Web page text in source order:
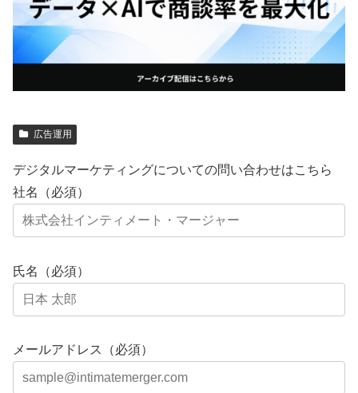
広告運用
デジタルマーケティングについての問い合わせはこちら
社名（必須）
氏名（必須）
メールアドレス（必須）